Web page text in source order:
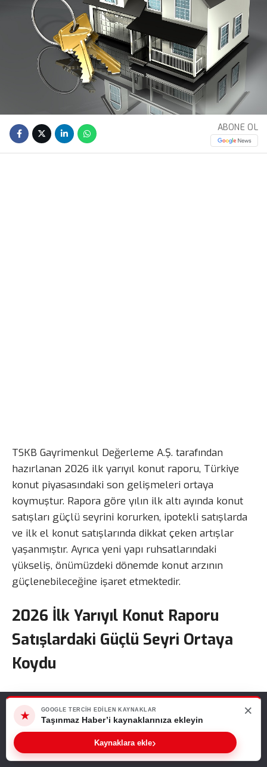
2026 İlk Yarıyıl Konut Raporu Açıklandı! Satışlar Gücünü Korurken Yeni Konut Arzı Artış Gösterdi
ABONE OL
TSKB Gayrimenkul Değerleme A.Ş. tarafından
hazırlanan 2026 ilk yarıyıl konut raporu, Türkiye
konut piyasasındaki son gelişmeleri ortaya
koymuştur. Rapora göre yılın ilk altı ayında konut
satışları güçlü seyrini korurken, ipotekli satışlarda
ve ilk el konut satışlarında dikkat çeken artışlar
yaşanmıştır. Ayrıca yeni yapı ruhsatlarındaki
yükseliş, önümüzdeki dönemde konut arzının
güçlenebileceğine işaret etmektedir.
2026 İlk Yarıyıl Konut Raporu
Satışlardaki Güçlü Seyri Ortaya
Koydu
2026 ilk yarıyıl konut raporu verilerine göre
Türkiye genelinde yılın ilk altı ayında 699 bin 516
konut satışı gerçekleştirilmiştir. Geçen yılın yüksek
baz etkisine rağmen konut piyasasının canlılığını
koruduğu belirtilmektedir. TSKB Gayrimenkul
Web sitemizde size en iyi deneyimi sunabilmemiz için çerezleri
kullanıyoruz. Bu siteyi kullanmaya devam ederseniz, bunu kabul
ettiğinizi varsayarız.
Tamam
★
GOOGLE TERCIH EDILEN KAYNAKLAR
Taşınmaz Haber’i kaynaklarınıza ekleyin
Kaynaklara ekle›
×